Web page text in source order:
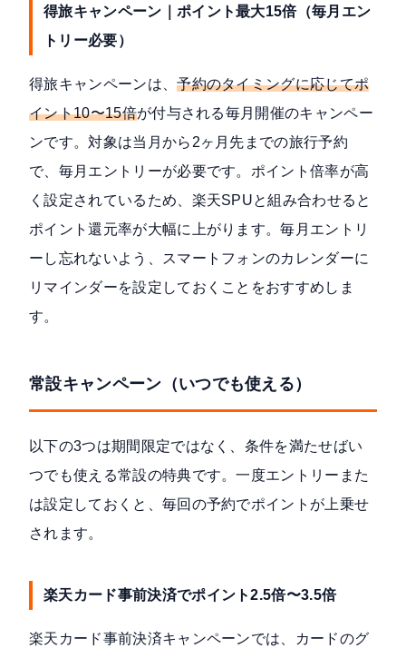
得旅キャンペーン｜ポイント最大15倍（毎月エン
トリー必要）
得旅キャンペーンは、予約のタイミングに応じてポ
イント10〜15倍が付与される毎月開催のキャンペー
ンです。対象は当月から2ヶ月先までの旅行予約
で、毎月エントリーが必要です。ポイント倍率が高
く設定されているため、楽天SPUと組み合わせると
ポイント還元率が大幅に上がります。毎月エントリ
ーし忘れないよう、スマートフォンのカレンダーに
リマインダーを設定しておくことをおすすめしま
す。
常設キャンペーン（いつでも使える）
以下の3つは期間限定ではなく、条件を満たせばい
つでも使える常設の特典です。一度エントリーまた
は設定しておくと、毎回の予約でポイントが上乗せ
されます。
楽天カード事前決済でポイント2.5倍〜3.5倍
楽天カード事前決済キャンペーンでは、カードのグ